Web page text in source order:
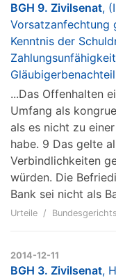
BGH 9. Zivilsenat,
Vorsatzanfechtung
Kenntnis der
...Das Offenhalten
Umfang als
als es nicht zu
habe. 9 Das gelte
Verbindlichkeiten
würden. Die
Bank sei nicht als
Urteile
2014-12-11
BGH 3. Zivilsenat,